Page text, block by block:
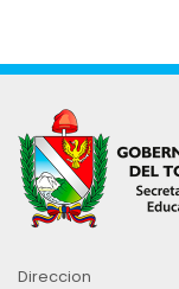
Direccion